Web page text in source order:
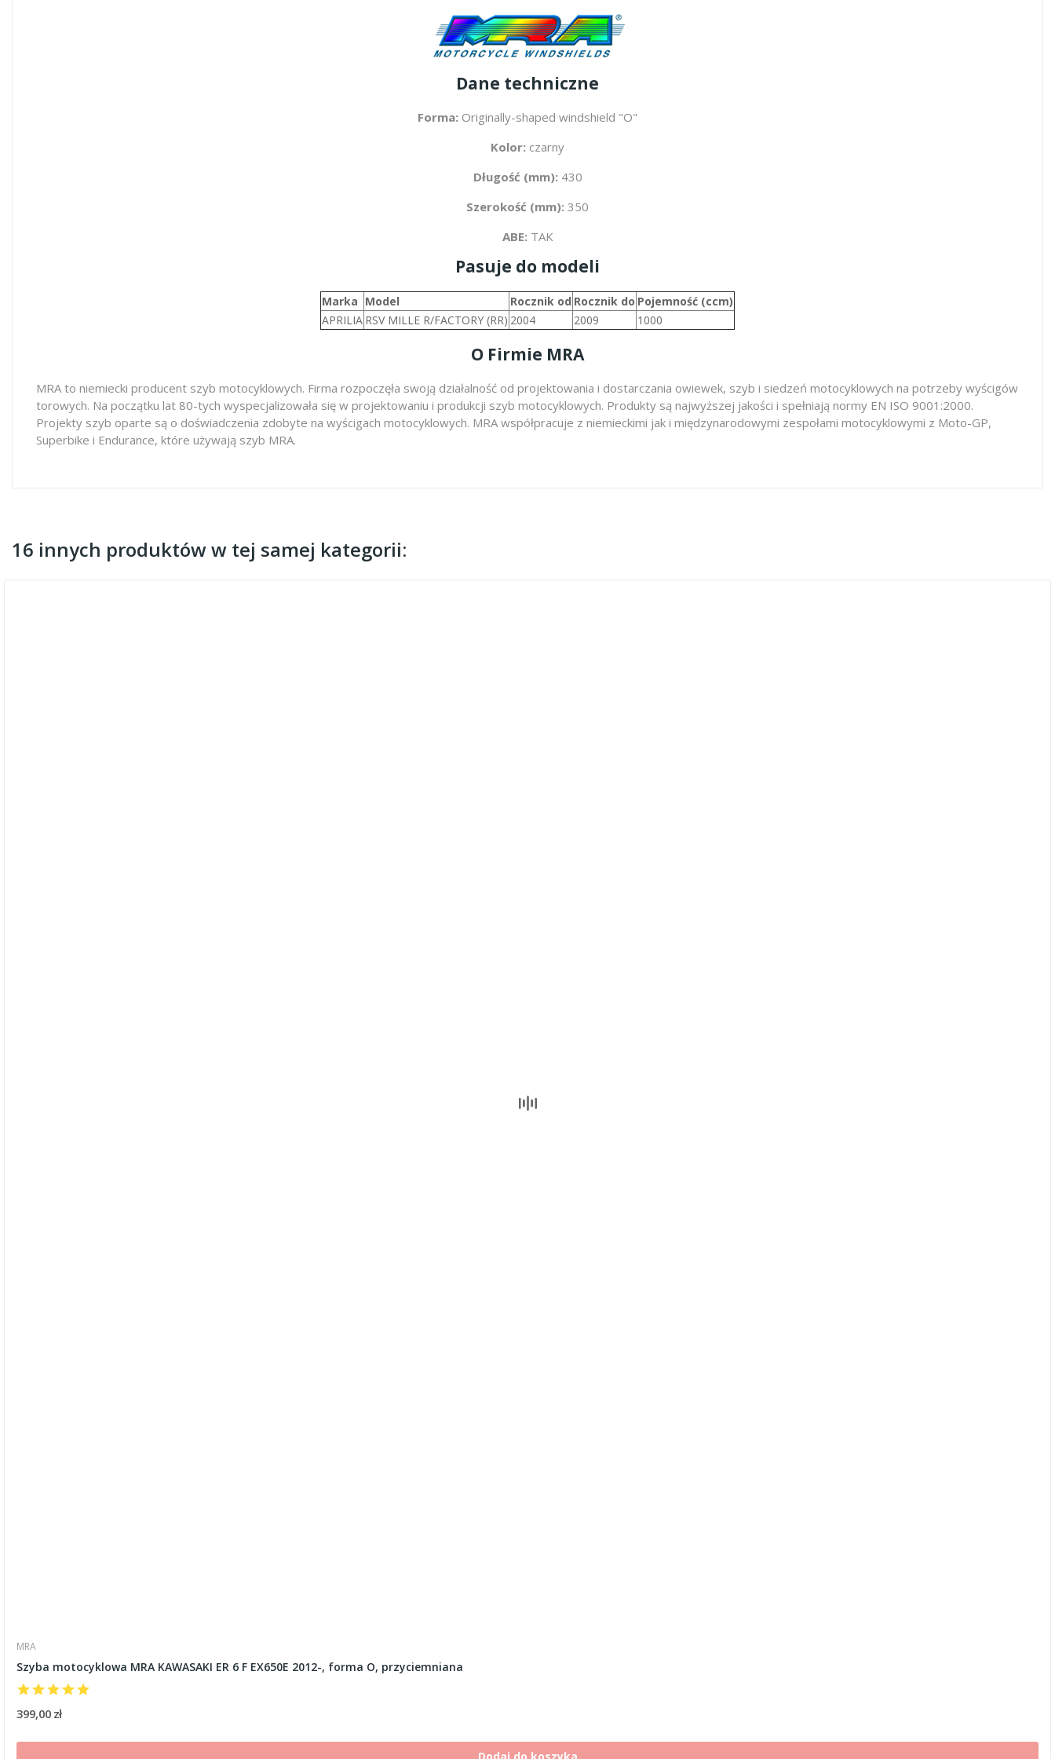
Dane techniczne
Forma: Originally-shaped windshield "O"
Kolor: czarny
Długość (mm): 430
Szerokość (mm): 350
ABE: TAK
Pasuje do modeli
Marka Model Rocznik od Rocznik do Pojemność (ccm)
APRILIA RSV MILLE R/FACTORY (RR) 2004 2009 1000
O Firmie MRA
MRA to niemiecki producent szyb motocyklowych. Firma rozpoczęła swoją działalność od projektowania i dostarczania owiewek, szyb i siedzeń motocyklowych na potrzeby wyścigów
torowych. Na początku lat 80-tych wyspecjalizowała się w projektowaniu i produkcji szyb motocyklowych. Produkty są najwyższej jakości i spełniają normy EN ISO 9001:2000.
Projekty szyb oparte są o doświadczenia zdobyte na wyścigach motocyklowych. MRA współpracuje z niemieckimi jak i międzynarodowymi zespołami motocyklowymi z Moto-GP,
Superbike i Endurance, które używają szyb MRA.
16 innych produktów w tej samej kategorii:
MRA
Szyba motocyklowa MRA KAWASAKI ER 6 F EX650E 2012-, forma O, przyciemniana
399,00 zł